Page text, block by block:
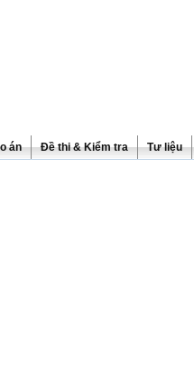
án Đề thi & Kiểm tra Tư liệu